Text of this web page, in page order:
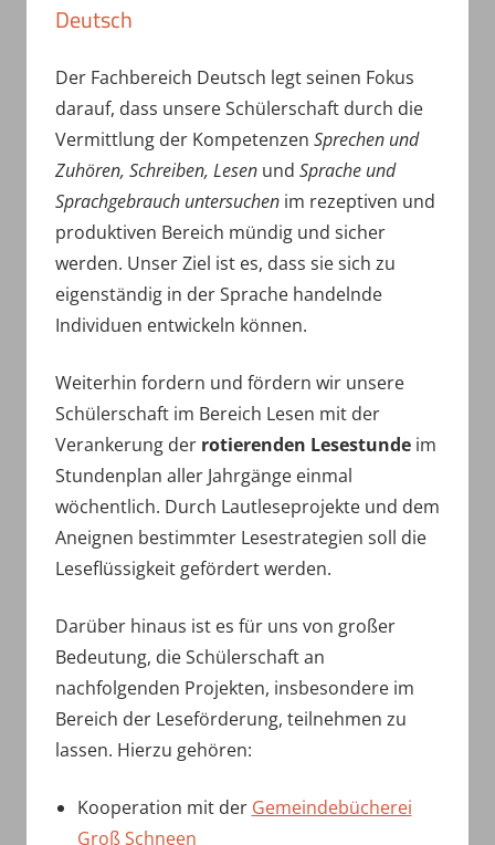
Deutsch
Der Fachbereich Deutsch legt seinen Fokus
darauf, dass unsere Schülerschaft durch die
Vermittlung der Kompetenzen Sprechen und
Zuhören, Schreiben, Lesen und Sprache und
Sprachgebrauch untersuchenim rezeptiven und
produktiven Bereich mündig und sicher
werden. Unser Ziel ist es, dass sie sich zu
eigenständig in der Sprache handelnde
Individuen entwickeln können.
Weiterhin fordern und fördern wir unsere
Schülerschaft im Bereich Lesen mit der
Verankerung der rotierenden Lesestundeim
Stundenplan aller Jahrgänge einmal
wöchentlich. Durch Lautleseprojekte und dem
Aneignen bestimmter Lesestrategien soll die
Leseflüssigkeit gefördert werden.
Darüber hinaus ist es für uns von großer
Bedeutung, die Schülerschaft an
nachfolgenden Projekten, insbesondere im
Bereich der Leseförderung, teilnehmen zu
lassen. Hierzu gehören:
Kooperation mit der Gemeindebücherei
Groß Schneen